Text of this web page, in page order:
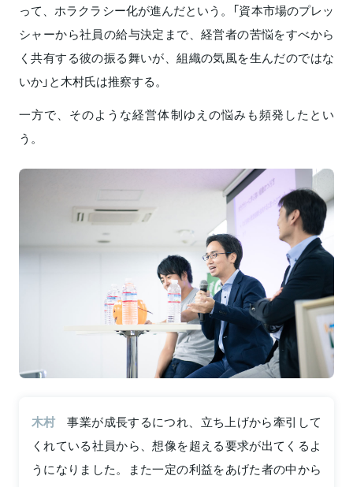
って、ホラクラシー化が進んだという。「資本市場のプレッ
シャーから社員の給与決定まで、経営者の苦悩をすべから
く共有する彼の振る舞いが、組織の気風を生んだのではな
いか」と木村氏は推察する。
一方で、そのような経営体制ゆえの悩みも頻発したとい
う。
木村
事業が成長するにつれ、立ち上げから牽引して
くれている社員から、想像を超える要求が出てくるよ
うになりました。また一定の利益をあげた者の中から